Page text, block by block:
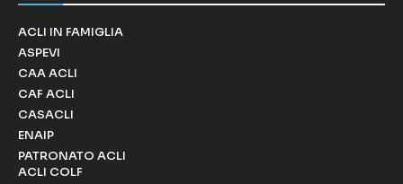
ACLI IN FAMIGLIA
ASPEVI
CAA ACLI
CAF ACLI
CASACLI
ENAIP
PATRONATO ACLI
ACLI COLF